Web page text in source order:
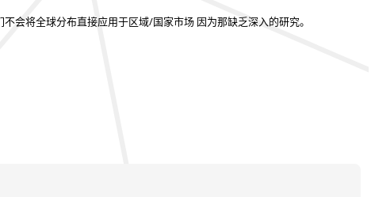
不会将全球分布直接应用于区域/国家市场 因为那缺乏深入的研究。